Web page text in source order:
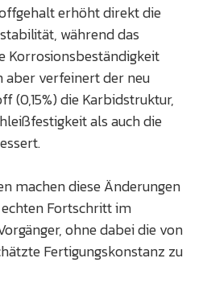
erhöht direkt die
während das
Korrosionsbeständigkeit
aber verfeinert der neu
(0,15%) die Karbidstruktur,
als auch die
machen diese Änderungen
Fortschritt im
ohne dabei die von
Fertigungskonstanz zu